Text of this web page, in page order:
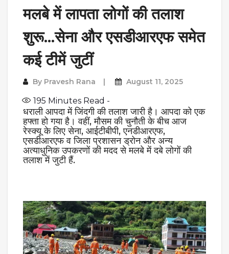
मलबे में लापता लोगों की तलाश
शुरू…सेना और एसडीआरएफ समेत
कई टीमें जुटीं
By Pravesh Rana August 11, 2025
195 Minutes Read -
धराली आपदा में जिंदगी की तलाश जारी है। आपदा को एक
हफ्ता हो गया है। वहीं, मौसम की चुनौती के बीच आज
रेस्क्यू के लिए सेना, आईटीबीपी, एनडीआरएफ,
एसडीआरएफ व जिला प्रशासन ड्रोन और अन्य
अत्याधुनिक उपकरणों की मदद से मलबे में दबे लोगों की
तलाश में जुटी हैं.